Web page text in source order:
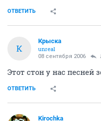
ОТВЕТИТЬ
К
Крыска
unreal
08 сентября 2006
Этот стон у нас песней
ОТВЕТИТЬ
Kirochka